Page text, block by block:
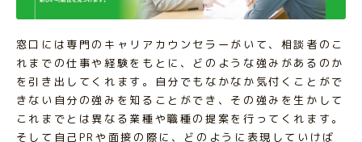
窓口には専門のキャリアカウンセラーがいて、相談者のこ
れまでの仕事や経験をもとに、どのような強みがあるのか
を引き出してくれます。自分でもなかなか気付くことがで
きない自分の強みを知ることができ、その強みを生かして
これまでとは異なる業種や職種の提案を行ってくれます。
そして自己PRや面接の際に、どのように表現していけば